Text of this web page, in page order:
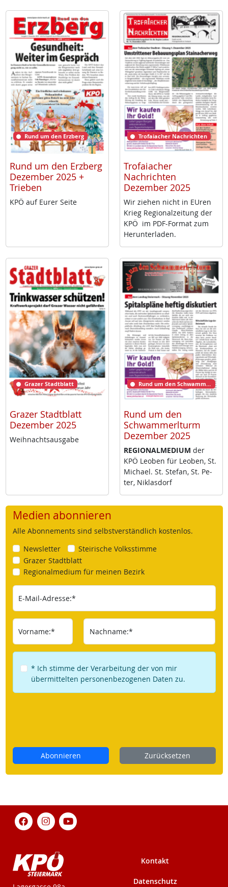
Rund um den Erzberg
Rund um den Erzberg
Dezember 2025 +
Trieben
KPÖ auf Eu­rer Sei­te
Trofaiacher Nachrichten
Trofaiacher
Nachrichten
Dezember 2025
Wir zie­hen nicht in EU­ren
Krieg Re­gio­nal­zei­tung der
KPÖ im PDF-For­mat zum
Her­un­ter­la­den.
Grazer Stadtblatt
Grazer Stadtblatt
Dezember 2025
Weih­nachts­aus­ga­be
Rund um den Schwammerlturm
Rund um den
Schwammerlturm
Dezember 2025
RE­GIO­NAL­ME­DI­UM der
KPÖ Leo­ben für Leo­ben, St.
Mi­cha­el. St. Ste­fan, St. Pe­
ter, Niklas­dorf
Medien abonnieren
Alle Abonnements sind selbstverständlich kostenlos.
Newsletter
Steirische Volksstimme
Grazer Stadtblatt
Regionalmedium für meinen Bezirk
E-Mail-Adresse:*
Vorname:* Nachname:*
* Ich stimme der Verarbeitung der von mir
übermittelten personenbezogenen Daten zu.
Abonnieren Zurücksetzen
Kontakt
Datenschutz